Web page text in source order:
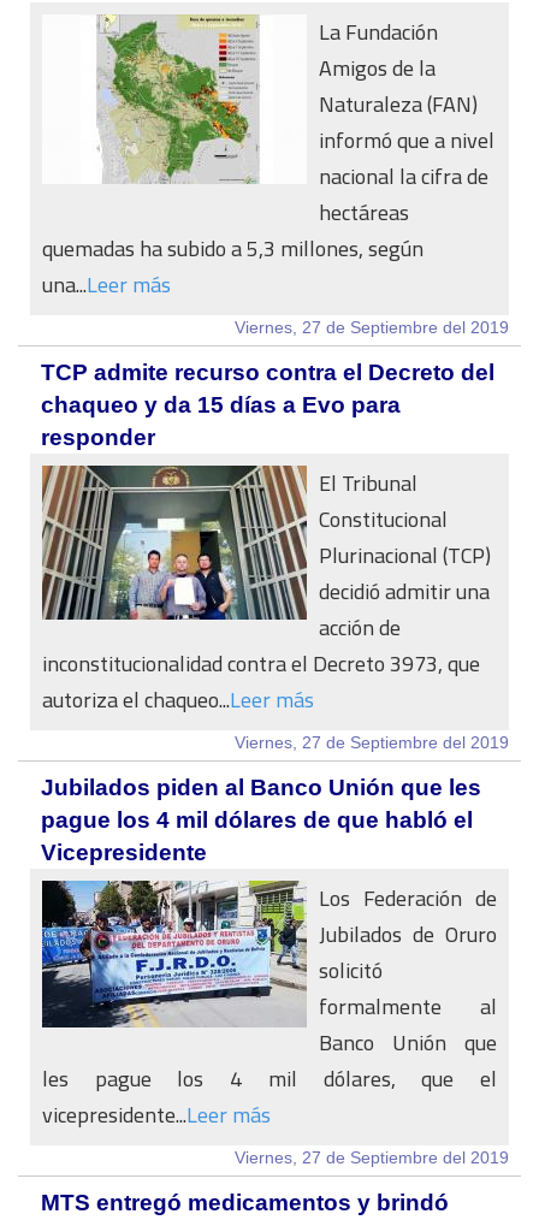
La Fundación
Amigos de la
Naturaleza (FAN)
informó que a nivel
nacional la cifra de
hectáreas
quemadas ha subido a 5,3 millones, según
una...Leer más
Viernes, 27 de Septiembre del 2019
TCP admite recurso contra el Decreto del
chaqueo y da 15 días a Evo para
responder
El Tribunal
Constitucional
Plurinacional (TCP)
decidió admitir una
acción de
inconstitucionalidad contra el Decreto 3973, que
autoriza el chaqueo...Leer más
Viernes, 27 de Septiembre del 2019
Jubilados piden al Banco Unión que les
pague los 4 mil dólares de que habló el
Vicepresidente
Los Federación de
Jubilados de Oruro
solicitó
formalmente al
Banco Unión que
les pague los 4 mil dólares, que el
vicepresidente...Leer más
Viernes, 27 de Septiembre del 2019
MTS entregó medicamentos y brindó